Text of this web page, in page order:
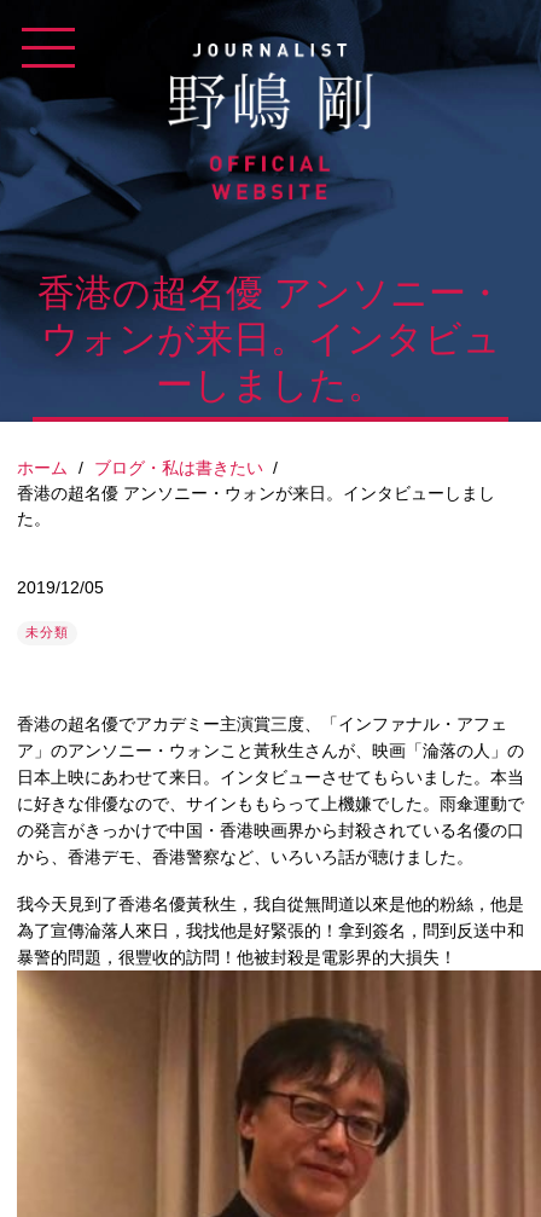
content
香港の超名優 アンソニー・
ウォンが来日。インタビュ
ーしました。
ホーム / ブログ・私は書きたい /
香港の超名優 アンソニー・ウォンが来日。インタビューしまし
た。
2019/12/05
未分類
香港の超名優でアカデミー主演賞三度、「インファナル・アフェ
ア」のアンソニー・ウォンこと黃秋生さんが、映画「淪落の人」の
日本上映にあわせて来日。インタビューさせてもらいました。本当
に好きな俳優なので、サインももらって上機嫌でした。雨傘運動で
の発言がきっかけで中国・香港映画界から封殺されている名優の口
から、香港デモ、香港警察など、いろいろ話が聴けました。
我今天見到了香港名優黃秋生，我自從無間道以來是他的粉絲，他是
為了宣傳淪落人來日，我找他是好緊張的！拿到簽名，問到反送中和
暴警的問題，很豐收的訪問！他被封殺是電影界的大損失！